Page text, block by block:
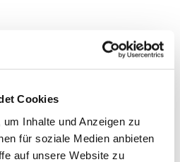
Cookies
Inhalte und Anzeigen zu
für soziale Medien anbieten
auf unsere Website zu